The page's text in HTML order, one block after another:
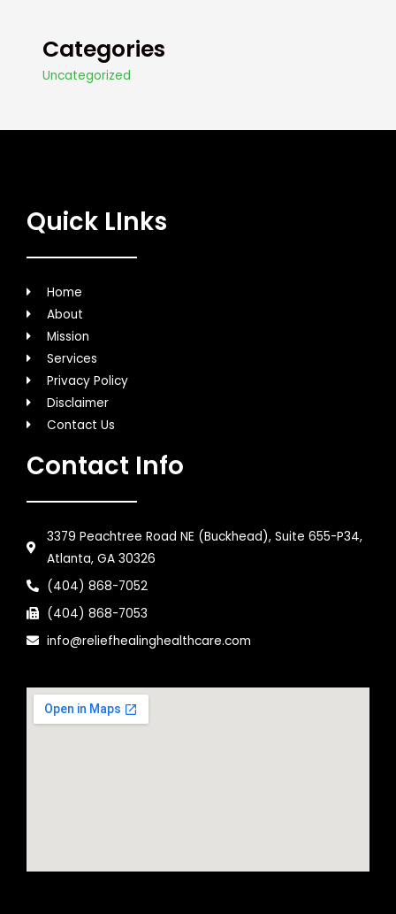
Categories
Uncategorized
Quick LInks
Home
About
Mission
Services
Privacy Policy
Disclaimer
Contact Us
Contact Info
3379 Peachtree Road NE (Buckhead), Suite 655-P34,
Atlanta, GA 30326
(404) 868-7052
(404) 868-7053
info@reliefhealinghealthcare.com